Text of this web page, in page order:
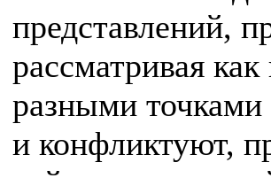
представлений,
рассматривая
разными
и конфликтуют,